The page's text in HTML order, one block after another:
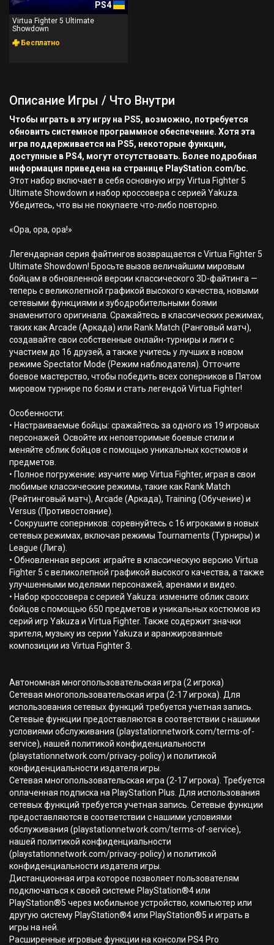
PS4
Virtua Fighter 5 Ultimate
Showdown
Бесплатно
Описание Игры / Что Внутри
Чтобы играть в эту игру на PS5, возможно, потребуется
обновить системное программное обеспечение. Хотя эта
игра поддерживается на PS5, некоторые функции,
доступные в PS4, могут отсутствовать. Более подробная
информация приведена на странице PlayStation.com/bc.
Этот набор включает в себя основную игру Virtua Fighter 5
Ultimate Showdown и набор кроссовера с серией Yakuza.
Убедитесь, что вы не покупаете что-либо повторно.
«Ора, ора, ора!»
Легендарная серия файтингов возвращается с Virtua Fighter 5
Ultimate Showdown! Бросьте вызов величайшим мировым
бойцам в обновленной версии классического 3D-файтинга —
теперь с великолепной графикой высокого качества, новыми
сетевыми функциями и зубодробительными боями
знаменитого оригинала. Сражайтесь в классических режимах,
таких как Arcade (Аркада) или Rank Match (Ранговый матч),
создавайте свои собственные онлайн-турниры и лиги с
участием до 16 друзей, а также учитесь у лучших в новом
режиме Spectator Mode (Режим наблюдателя). Отточите
боевое мастерство, чтобы победить всех соперников в Пятом
мировом турнире по боям и стать легендой Virtua Fighter!
Особенности:
• Настраиваемые бойцы: сражайтесь за одного из 19 игровых
персонажей. Освойте их неповторимые боевые стили и
меняйте облик бойцов с помощью уникальных костюмов и
предметов.
• Полное погружение: изучите мир Virtua Fighter, играя в свои
любимые классические режимы, такие как Rank Match
(Рейтинговый матч), Arcade (Аркада), Training (Обучение) и
Versus (Противостояние).
• Сокрушите соперников: соревнуйтесь с 16 игроками в новых
сетевых режимах, включая режимы Tournaments (Турниры) и
League (Лига).
• Обновленная версия: играйте в классическую версию Virtua
Fighter 5 с великолепной графикой высокого качества, а также
улучшенными моделями персонажей, аренами и видео.
• Набор кроссовера с серией Yakuza: измените облик своих
бойцов с помощью 650 предметов и уникальных костюмов из
серий игр Yakuza и Virtua Fighter. Также содержит значки
зрителя, музыку из серии Yakuza и аранжированные
композиции из Virtua Fighter 3.
Автономная многопользовательская игра (2 игрока)
Сетевая многопользовательская игра (2-17 игрока). Для
использования сетевых функций требуется учетная запись.
Сетевые функции предоставляются в соответствии с нашими
условиями обслуживания (playstationnetwork.com/terms-of-
service), нашей политикой конфиденциальности
(playstationnetwork.com/privacy-policy) и политикой
конфиденциальности издателя игры.
Сетевая многопользовательская игра (2-17 игрока). Требуется
оплаченная подписка на PlayStation Plus. Для использования
сетевых функций требуется учетная запись. Сетевые функции
предоставляются в соответствии с нашими условиями
обслуживания (playstationnetwork.com/terms-of-service),
нашей политикой конфиденциальности
(playstationnetwork.com/privacy-policy) и политикой
конфиденциальности издателя игры.
Дистанционная игра которое позволяет пользователям
подключаться к своей системе PlayStation®4 или
PlayStation®5 через мобильное устройство, компьютер или
другую систему PlayStation®4 или PlayStation®5 и играть в
игры на ней.
Расширенные игровые функции на консоли PS4 Pro